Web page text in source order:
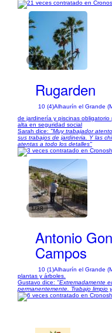
1/4
Rugarden
10 (4)Alhaurín el Grande
de jardinería y piscinas
alta en seguridad social
Sarah dice: "Muy trabajador
sus trabajos de jardineria. Y las
atentas a todo los detalles"
1/38
Antonio
Campos
10 (1)Alhaurín el Grande
plantas y árboles.
Gustavo dice: "Extremadamente
permanentemente. Trabajo limpio